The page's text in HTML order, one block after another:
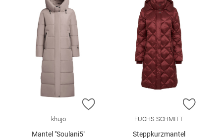
ZUR WUNSCHLISTE HINZUFÜGEN
khujo
Mantel "Soulani5"
ZUR
FUCHS SCHMITT
Steppkurzmantel